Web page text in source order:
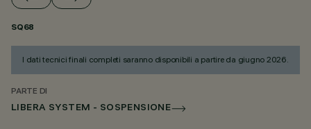
SQ68
I dati tecnici finali completi saranno disponibili a partire da giugno 2026.
PARTE DI
LIBERA SYSTEM - SOSPENSIONE